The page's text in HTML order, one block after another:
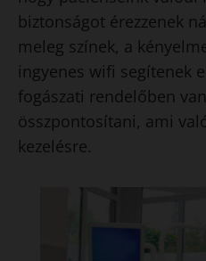
biztonságot érezzenek
meleg színek, a
ingyenes wifi segítenek
fogászati rendelőben
összpontosítani, ami
kezelésre.